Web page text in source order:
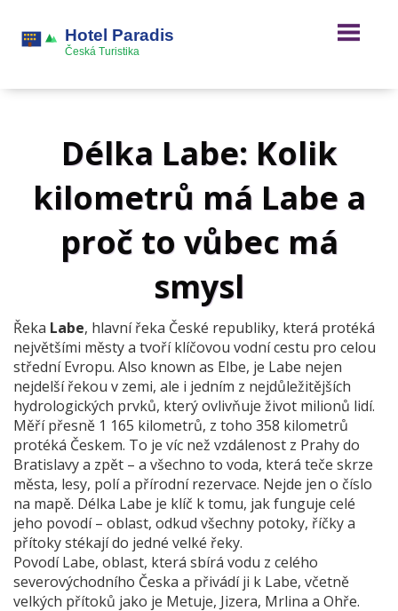
Délka Labe: Kolik
kilometrů má Labe a
proč to vůbec má
smysl
Řeka Labe, hlavní řeka České republiky, která protéká
největšími městy a tvoří klíčovou vodní cestu pro celou
střední Evropu. Also known as Elbe, je Labe nejen
nejdelší řekou v zemi, ale i jedním z nejdůležitějších
hydrologických prvků, který ovlivňuje život milionů lidí.
Měří přesně 1 165 kilometrů, z toho 358 kilometrů
protéká Českem. To je víc než vzdálenost z Prahy do
Bratislavy a zpět – a všechno to voda, která teče skrze
města, lesy, polí a přírodní rezervace. Nejde jen o číslo
na mapě. Délka Labe je klíč k tomu, jak funguje celé
jeho povodí – oblast, odkud všechny potoky, říčky a
přítoky stékají do jedné velké řeky.
Povodí Labe, oblast, která sbírá vodu z celého
severovýchodního Česka a přivádí ji k Labe, včetně
velkých přítoků jako je Metuje, Jizera, Mrlina a Ohře.